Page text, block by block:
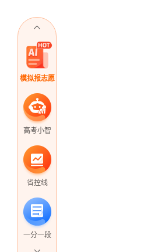
模拟报志愿
高考小智
省控线
一分一段